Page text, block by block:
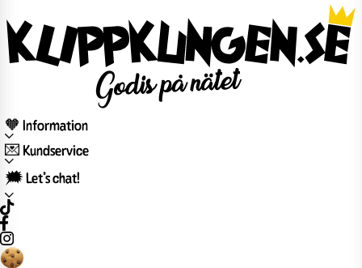
🧡 Information
💌 Kundservice
🗯️ Let’s chat!